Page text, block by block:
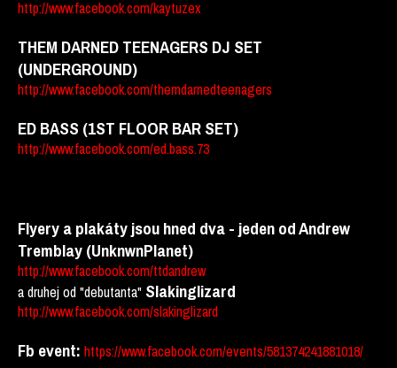
http://www.facebook.com/kaytuzex
THEM DARNED TEENAGERS DJ SET
(UNDERGROUND)
http://www.facebook.com/themdarnedteenagers
ED BASS (1ST FLOOR BAR SET)
http://www.facebook.com/ed.bass.73
Flyery a plakáty jsou hned dva - jeden od Andrew
Tremblay (UnknwnPlanet)
http://www.facebook.com/ttdandrew
a druhej od "debutanta" Slakinglizard
http://www.facebook.com/slakinglizard
Fb event: https://www.facebook.com/events/581374241881018/